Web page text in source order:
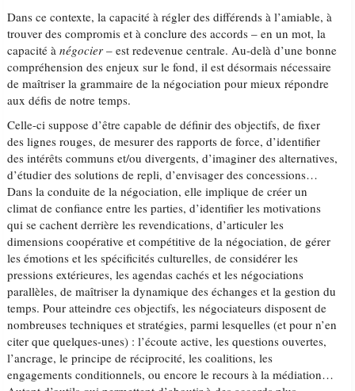
Dans ce contexte, la capacité à régler des différends à l’amiable, à
trouver des compromis et à conclure des accords – en un mot, la
capacité ànégocier – est redevenue centrale. Au-delà d’une bonne
compréhension des enjeux sur le fond, il est désormais nécessaire
de maîtriser la grammaire de la négociation pour mieux répondre
aux défis de notre temps.
Celle-ci suppose d’être capable de définir des objectifs, de fixer
des lignes rouges, de mesurer des rapports de force, d’identifier
des intérêts communs et/ou divergents, d’imaginer des alternatives,
d’étudier des solutions de repli, d’envisager des concessions…
Dans la conduite de la négociation, elle implique de créer un
climat de confiance entre les parties, d’identifier les motivations
qui se cachent derrière les revendications, d’articuler les
dimensions coopérative et compétitive de la négociation, de gérer
les émotions et les spécificités culturelles, de considérer les
pressions extérieures, les agendas cachés et les négociations
parallèles, de maîtriser la dynamique des échanges et la gestion du
temps. Pour atteindre ces objectifs, les négociateurs disposent de
nombreuses techniques et stratégies, parmi lesquelles (et pour n’en
citer que quelques-unes) : l’écoute active, les questions ouvertes,
l’ancrage, le principe de réciprocité, les coalitions, les
engagements conditionnels, ou encore le recours à la médiation…